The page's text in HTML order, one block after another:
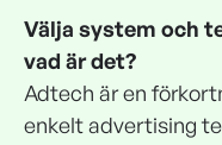
Välja system och
vad är det?
Adtech är en
enkelt advertising